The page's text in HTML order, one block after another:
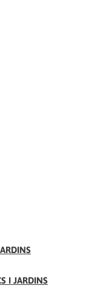
I JARDINS